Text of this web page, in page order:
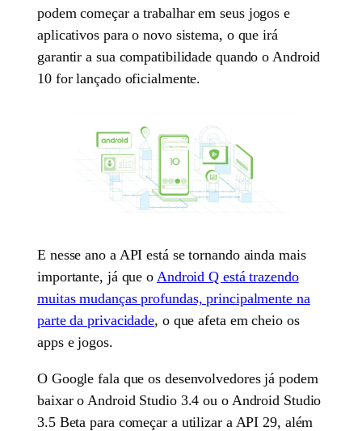
podem começar a trabalhar em seus jogos e
aplicativos para o novo sistema, o que irá
garantir a sua compatibilidade quando o Android
10 for lançado oficialmente.
E nesse ano a API está se tornando ainda mais
importante, já que o Android Q está trazendo
muitas mudanças profundas, principalmente na
parte da privacidade, o que afeta em cheio os
apps e jogos.
O Google fala que os desenvolvedores já podem
baixar o Android Studio 3.4 ou o Android Studio
3.5 Beta para começar a utilizar a API 29, além